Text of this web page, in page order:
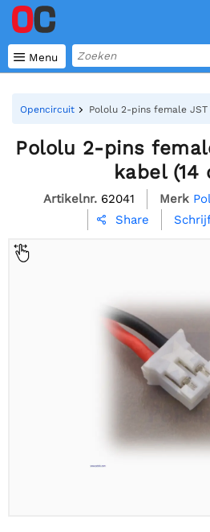
 Menu
Opencircuit Pololu 2-pins female
Pololu 2-pins
kabel (14
Artikelnr. 62041 Merk
 Share